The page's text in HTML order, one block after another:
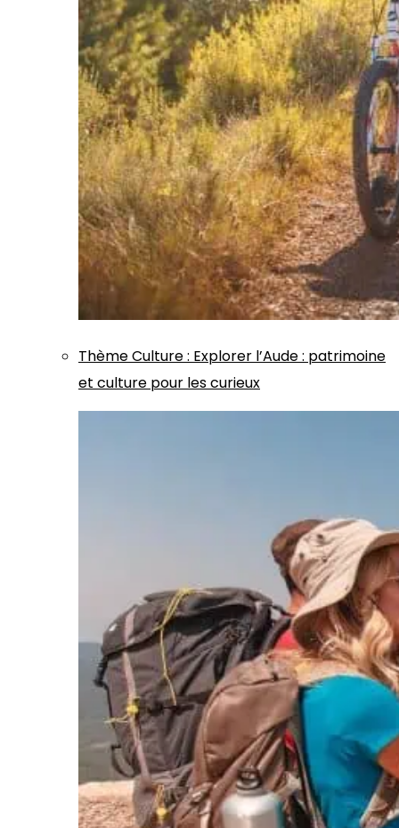
ThèmeCulture: Explorer l’Aude : patrimoine
et culture pour les curieux